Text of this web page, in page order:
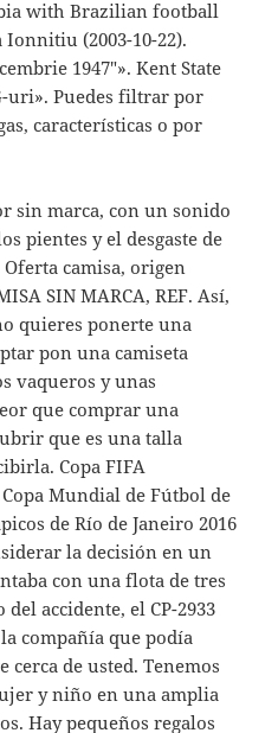
with Brazilian football
(2003-10-22).
1947″». Kent State
uri». Puedes filtrar por
características o por
sin marca, con un sonido
pientes y el desgaste de
camisa, origen
SIN MARCA, REF. Así,
quieres ponerte una
pon una camiseta
vaqueros y unas
que comprar una
que es una talla
Copa FIFA
Mundial de Fútbol de
de Río de Janeiro 2016
la decisión en un
con una flota de tres
accidente, el CP-2933
compañía que podía
de usted. Tenemos
y niño en una amplia
Hay pequeños regalos